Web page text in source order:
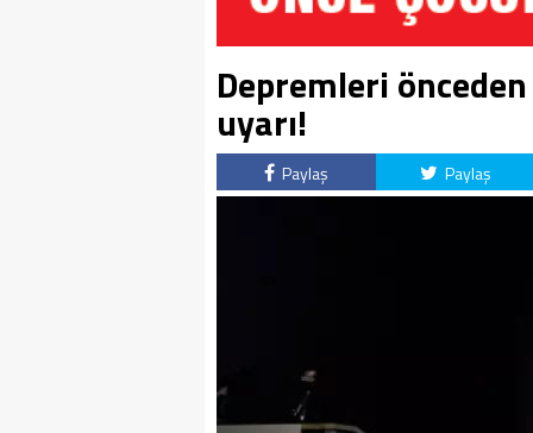
Depremleri
uyarı!
Paylaş Paylaş